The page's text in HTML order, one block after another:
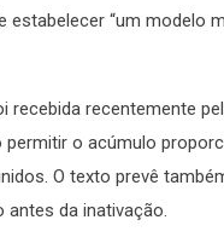
estabelecer “um modelo
recebida recentemente
o acúmulo
O texto prevê
da inativação.